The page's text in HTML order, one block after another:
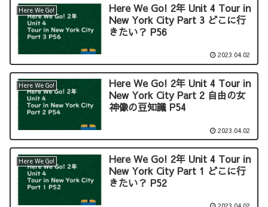
Here We Go!
Here We Go! 2年 Unit 4 Tour in
New York City Part 3 どこに行
きたい？ P56
2023.04.02
Here We Go!
Here We Go! 2年 Unit 4 Tour in
New York City Part 2 自由の女
神像の豆知識 P54
2023.04.02
Here We Go!
Here We Go! 2年 Unit 4 Tour in
New York City Part 1 どこに行
きたい？ P52